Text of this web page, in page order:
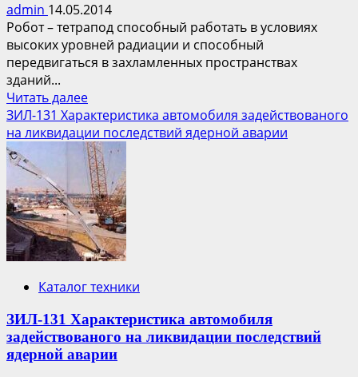
admin 14.05.2014
Робот – тетрапод способный работать в условиях
высоких уровней радиации и способный
передвигаться в захламленных пространствах
зданий...
Читать далееПрочитать
больше
о
Четвероногий
робот
поможет
ликвидировать
аварию
на
АЭС
ЗИЛ-131 Характеристика автомобиля задействованого
на ликвидации последствий ядерной аварии
Каталог техники
ЗИЛ-131 Характеристика автомобиля
задействованого на ликвидации последствий
ядерной аварии